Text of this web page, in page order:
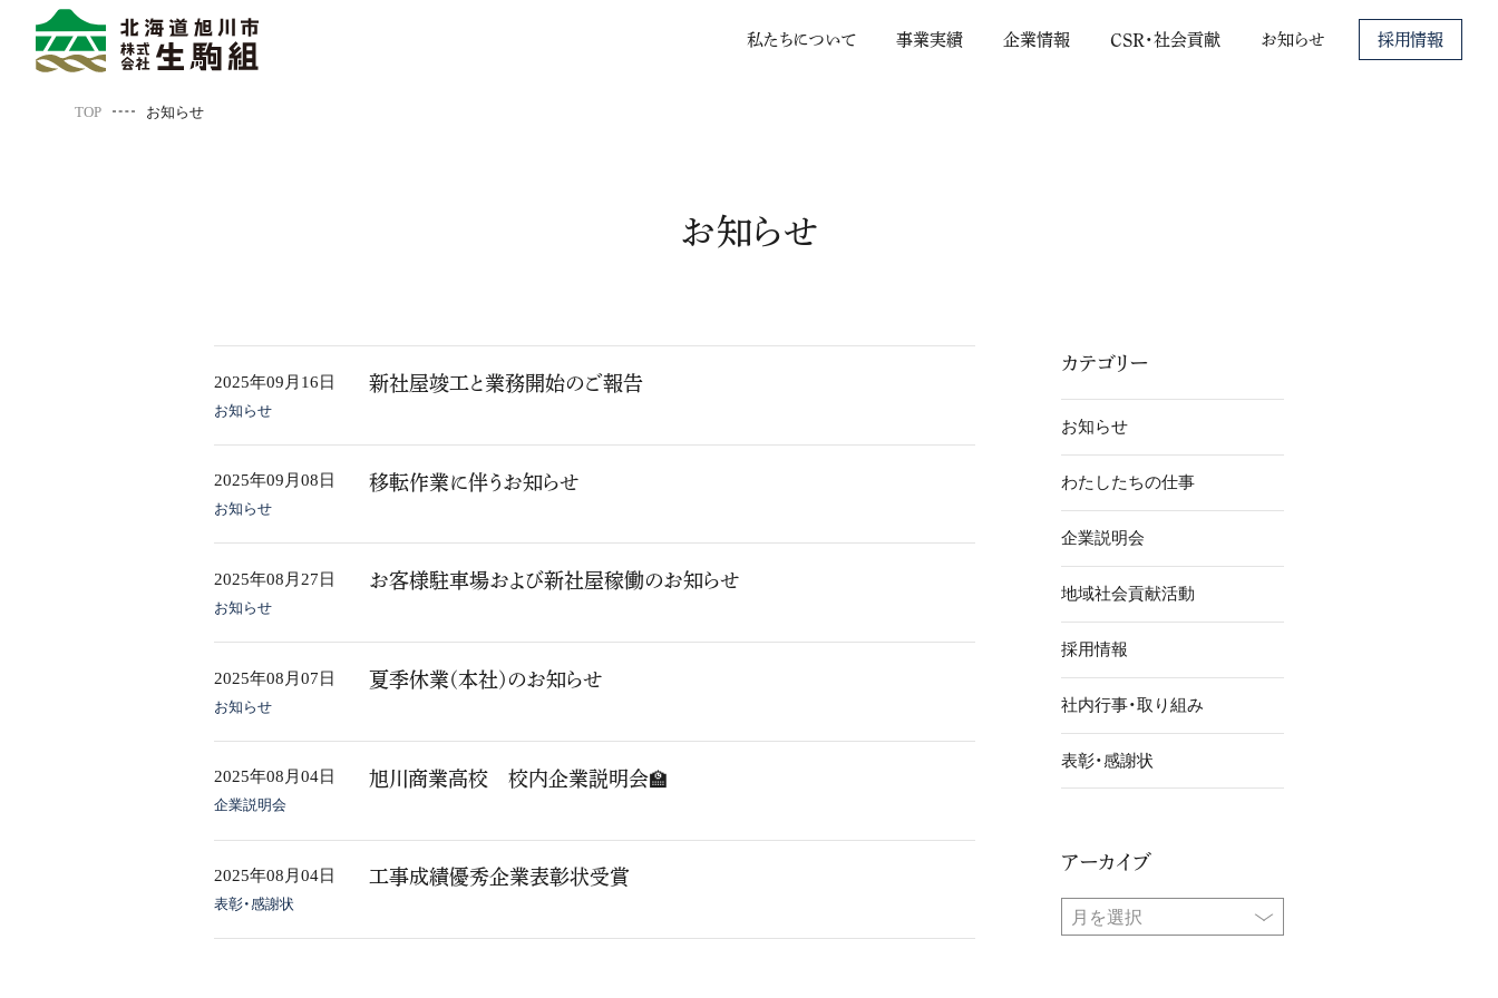
私た ちについて 事業実績 企業情報 CSR ・社会貢献 お知らせ 採用情報
TOP お知らせ
お知らせ
2025年09月16日
お知らせ
新社屋竣工と業務開始のご報告
2025年09月08日
お知らせ
移転作業に伴うお知らせ
2025年08月27日
お知らせ
お客様駐車場および新社屋稼働のお知らせ
2025年08月07日
お知らせ
夏季休業(本社)のお知らせ
2025年08月04日
企業説明会
旭川商業高校 校内企業説明会🏫
2025年08月04日
表彰・感謝状
工事成績優秀企業表彰状受賞
カテゴリー
お知らせ
わたしたちの仕事
企業説明会
地域社会貢献活動
採用情報
社内行事・取り組み
表彰・感謝状
アーカイブ